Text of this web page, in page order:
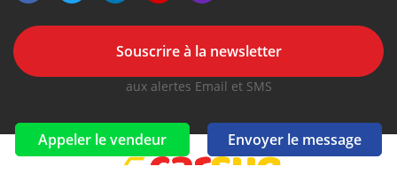
Appeler le vendeur Envoyer le message
Souscrire à la newsletter
aux alertes Email et SMS